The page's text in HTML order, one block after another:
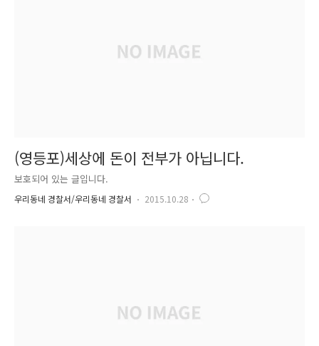
(영등포)세상에 돈이 전부가 아닙니다.
보호되어 있는 글입니다.
우리동네 경찰서/우리동네 경찰서 2015.10.28